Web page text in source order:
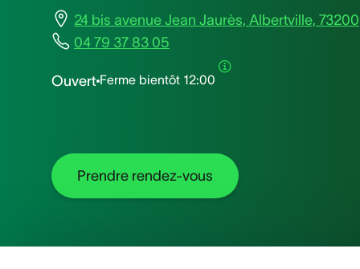
24 bis avenue Jean Jaurès, Albertville, 73200
04 79 37 83 05
Ouvert Ferme bientôt 12:00
Prendre rendez-vous